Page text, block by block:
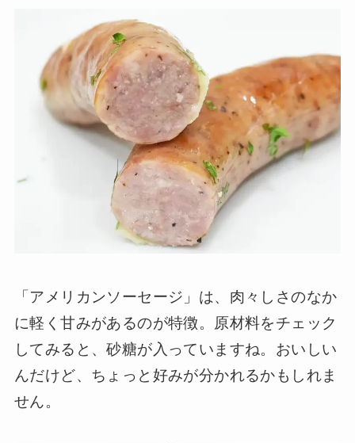
「アメリカンソーセージ」は、肉々しさのなか
に軽く甘みがあるのが特徴。原材料をチェック
してみると、砂糖が入っていますね。おいしい
んだけど、ちょっと好みが分かれるかもしれま
せん。